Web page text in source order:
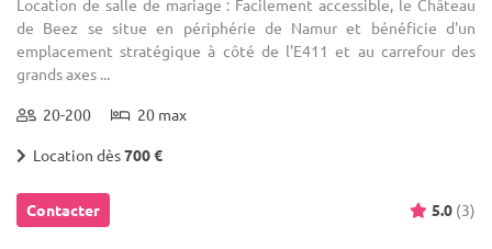
de Beez se situe en périphérie de Namur et bénéficie d'un
emplacement stratégique à côté de l'E411 et au carrefour des
grands axes ...
20-200 20 max
Location dès700 €
Contacter 5.0 (3)